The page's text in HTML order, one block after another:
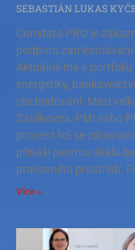
SEBASTIÁN LUKAS
Comdata PRO je
podporu
Aktuálně má v
energetiky,
obchodování. Mezi
Zásilkovna, PMI nebo
procent lidí se
přináší pestrou škálu
pracovního prostředí.
Více »